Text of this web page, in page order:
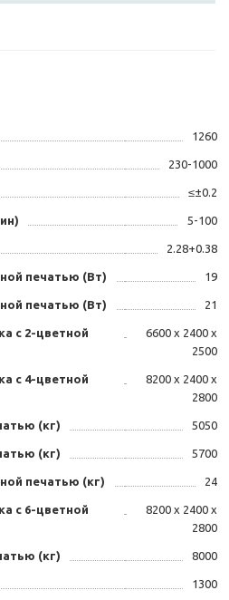
1260
230-1000
≤±0.2
5-100
2.28+0.38
печатью (Вт) 19
печатью (Вт) 21
с 2-цветной
6600 x 2400 x
2500
с 4-цветной
8200 x 2400 x
2800
(кг) 5050
(кг) 5700
печатью (кг) 24
с 6-цветной
8200 x 2400 x
2800
(кг) 8000
1300